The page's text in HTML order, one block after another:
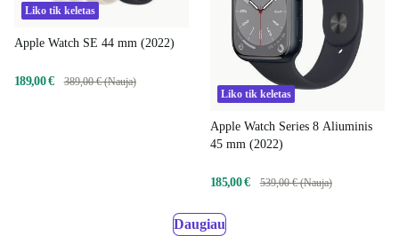
Liko tik keletas
Apple Watch SE 44 mm (2022)
189,00 €
389,00 € (Nauja)
Liko tik keletas
Apple Watch Series 8 Aliuminis
45 mm (2022)
185,00 € 539,00 € (Nauja)
Daugiau